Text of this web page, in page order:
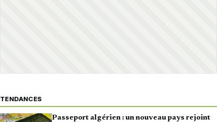
TENDANCES
Passeport algérien : un nouveau pays rejoint